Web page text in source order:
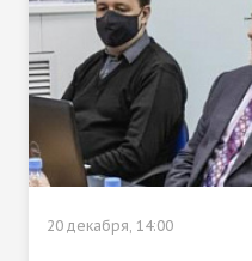
20 декабря, 14:00